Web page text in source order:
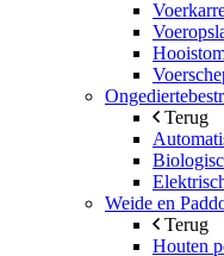
Terug
Weide en
Terug
Houten